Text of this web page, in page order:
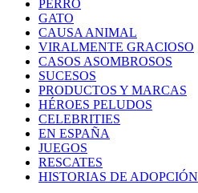
PERRO
GATO
CAUSA ANIMAL
VIRALMENTE GRACIOSO
CASOS ASOMBROSOS
SUCESOS
PRODUCTOS Y MARCAS
HÉROES PELUDOS
CELEBRITIES
EN ESPAÑA
JUEGOS
RESCATES
HISTORIAS DE ADOPCIÓN